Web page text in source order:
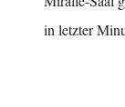
in letzter